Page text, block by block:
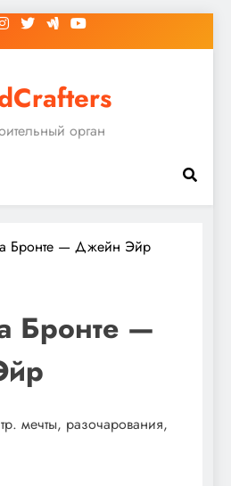
орган
Бронте — Джейн Эйр
Бронте —
мечты, разочарования,